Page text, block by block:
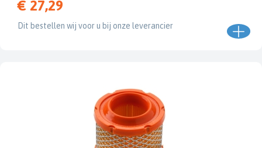
€ 27,29
Dit bestellen wij voor u bij onze leverancier